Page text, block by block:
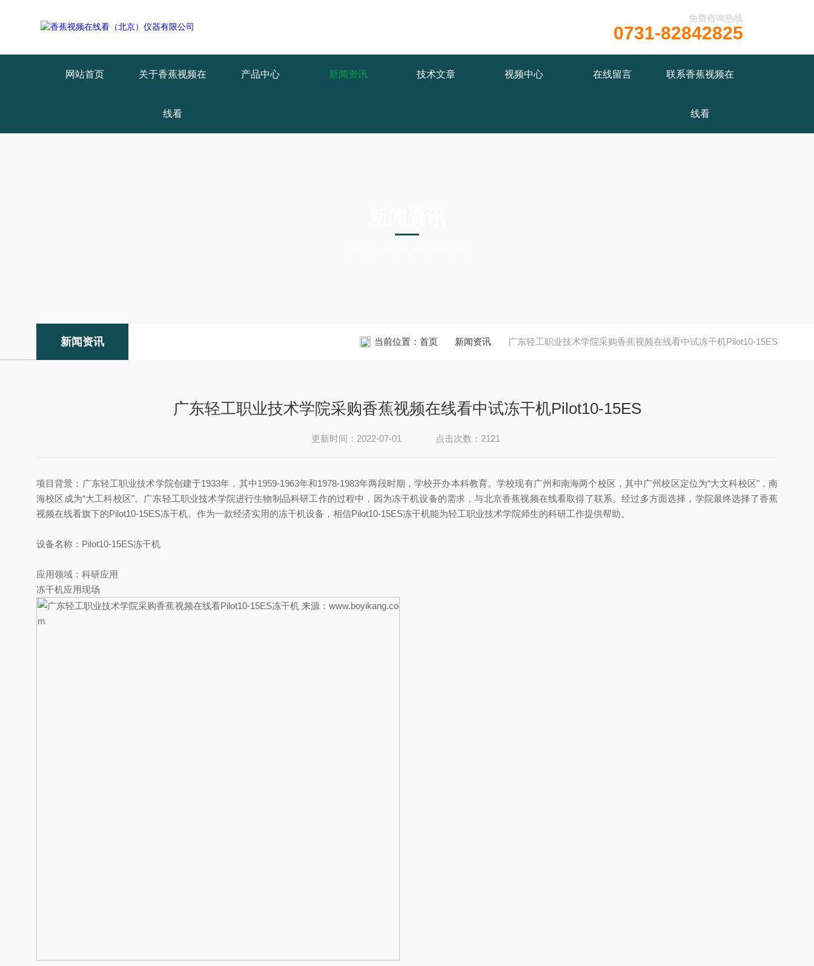
: mkdir(): No space left on device in 免费咨询热线
0731-82842825
网站首页 关于香蕉视频在
线看
产品中心 新闻资讯 技术文章 视频中心 在线留言 联系香蕉视频在
线看
新闻资讯 当前位置： 首页 新闻资讯 广东轻工职业技术学院采购香蕉视频在线看中试冻干机Pilot10-15ES
广东轻工职业技术学院采购香蕉视频在线看中试冻干机Pilot10-15ES
更新时间：2022-07-01 点击次数：2121
项目背景：广东轻工职业技术学院创建于1933年，其中1959-1963年和1978-1983年两段时期，学校开办本科教育。学校现有广州和南海两个校区，其中广州校区定位为“大文科校区"，南
海校区成为“大工科校区"。广东轻工职业技术学院进行生物制品科研工作的过程中，因为冻干机设备的需求，与北京香蕉视频在线看取得了联系。经过多方面选择，学院最终选择了香蕉
视频在线看旗下的Pilot10-15ES冻干机。作为一款经济实用的冻干机设备，相信Pilot10-15ES冻干机能为轻工职业技术学院师生的科研工作提供帮助。
设备名称：Pilot10-15ES冻干机
应用领域：科研应用
冻干机应用现场